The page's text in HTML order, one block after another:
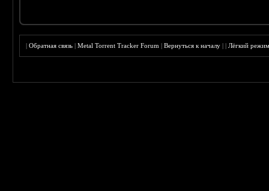
|Обратная связь |Metal Torrent Tracker Forum |Вернуться к началу ||Лёгкий